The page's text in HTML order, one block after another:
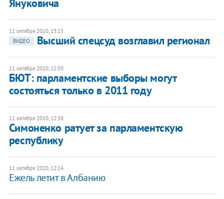
11 октября 2010, 13:15
ВИДЕО
Высший спецсуд возглавил регионал
11 октября 2010, 12:50
БЮТ: парламентские выборы могут
состояться только в 2011 году
11 октября 2010, 12:38
Симоненко ратует за парламентскую
республику
11 октября 2010, 12:24
Ежель летит в Албанию